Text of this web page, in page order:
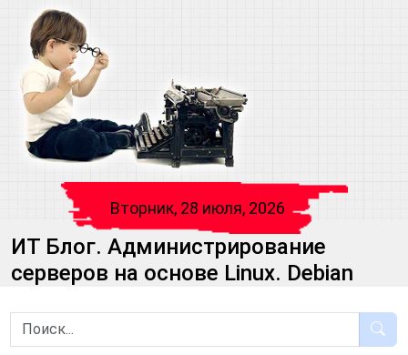
Вторник, 28 июля, 2026
ИТ Блог. Администрирование
серверов на основе Linux. Debian